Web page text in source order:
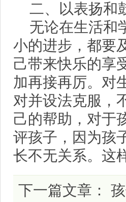
二、以表扬和
无论在生活和
小的进步，都要
己带来快乐的享
加再接再厉。对
对并设法克服，
己的帮助，对于
评孩子，因为孩
长不无关系。这
下一篇文章：